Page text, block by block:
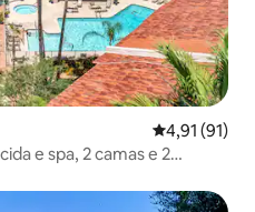
4,91 de uma
4,91 (91)
e spa, 2 camas e 2